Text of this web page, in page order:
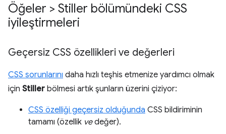
Öğeler > Stiller bölümündeki CSS
iyileştirmeleri
Geçersiz CSS özellikleri ve değerleri
CSS sorunlarını daha hızlı teşhis etmenize yardımcı olmak
için Stiller bölmesi artık şunların üzerini çiziyor:
CSS özelliği geçersiz olduğunda CSS bildiriminin
tamamı (özellik vedeğer).